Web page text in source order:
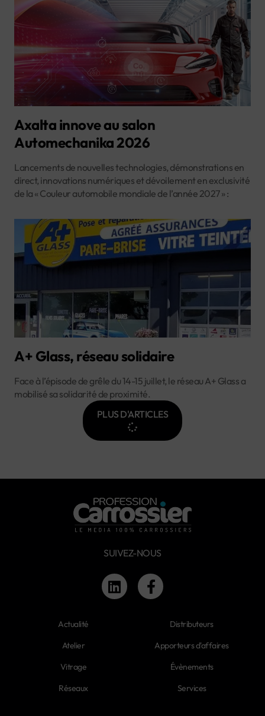
Axalta innove au salon
Automechanika 2026
Lancements de nouvelles technologies, démonstrations en
direct, innovations numériques et dévoilement en exclusivité
de la « Couleur automobile mondiale de l’année 2027 » :
A+ Glass, réseau solidaire
Face à l’épisode de grêle du 14-15 juillet, le réseau A+ Glass a
mobilisé sa solidarité de proximité.
PLUS D'ARTICLES
SUIVEZ-NOUS
Actualité
Atelier
Vitrage
Réseaux
Distributeurs
Apporteurs d'affaires
Évènements
Services